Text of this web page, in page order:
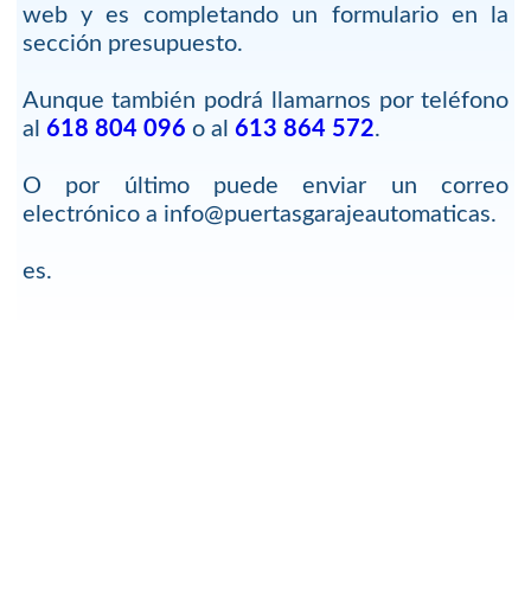
web y es completando un formulario en la
sección presupuesto.
Aunque también podrá llamarnos por teléfono
al 618 804 096 o al 613 864 572.
O por último puede enviar un correo
electrónico a info@puertasgarajeautomaticas.
es.